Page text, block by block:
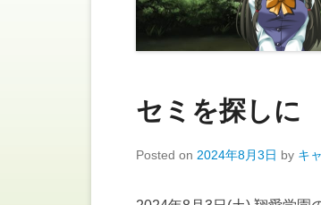
セミを探しに
Posted on 2024年8月3日 by キ